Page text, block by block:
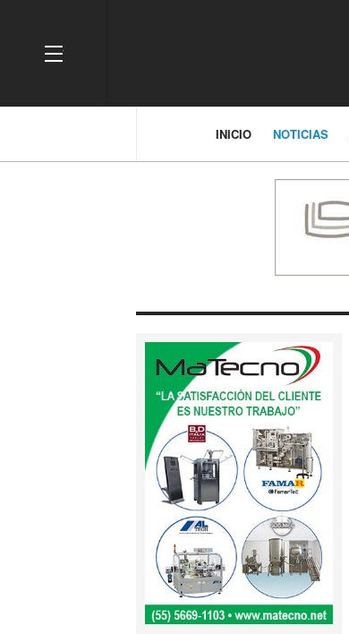
OFF CANVAS
INICIO NOTICIAS